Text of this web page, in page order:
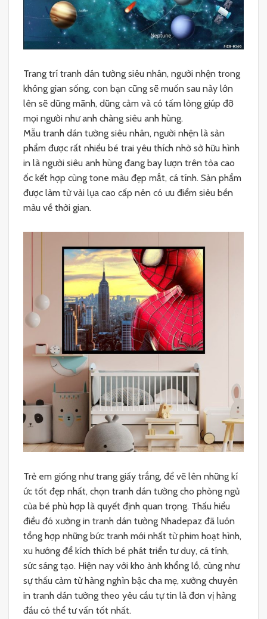
Trang trí tranh dán tường siêu nhân, người nhện trong
không gian sống, con bạn cũng sẽ muốn sau này lớn
lên sẽ dũng mãnh, dũng cảm và có tấm lòng giúp đỡ
mọi người như anh chàng siêu anh hùng.
Mẫu tranh dán tường siêu nhân, người nhện là sản
phẩm được rất nhiều bé trai yêu thích nhờ sở hữu hình
in là người siêu anh hùng đang bay lượn trên tòa cao
ốc kết hợp cùng tone màu đẹp mắt, cá tính. Sản phẩm
được làm từ vải lụa cao cấp nên có ưu điểm siêu bền
màu về thời gian.
Trẻ em giống như trang giấy trắng, để vẽ lên những kí
ức tốt đẹp nhất, chọn tranh dán tường cho phòng ngủ
của bé phù hợp là quyết định quan trọng. Thấu hiểu
điều đó xưởng in tranh dán tường Nhadepaz đã luôn
tổng hợp những bức tranh mới nhất từ phim hoạt hình,
xu hướng để kích thích bé phát triển tư duy, cá tính,
sức sáng tạo. Hiện nay với kho ảnh khổng lồ, cùng như
sự thấu cảm từ hàng nghìn bậc cha mẹ, xưởng chuyên
in tranh dán tường theo yêu cầu tự tin là đơn vị hàng
đầu có thể tư vấn tốt nhất.